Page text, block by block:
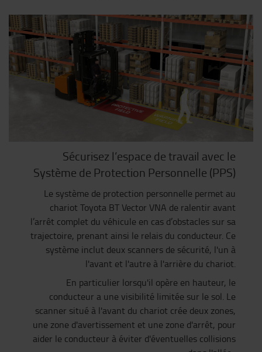
Sécurisez l’espace de travail avec le
Système de Protection Personnelle (PPS)
Le système de protection personnelle permet au
chariot Toyota BT Vector VNA de ralentir avant
l’arrêt complet du véhicule en cas d’obstacles sur sa
trajectoire, prenant ainsi le relais du conducteur. Ce
système inclut deux scanners de sécurité, l'un à
l'avant et l'autre à l'arrière du chariot.
En particulier lorsqu'il opère en hauteur, le
conducteur a une visibilité limitée sur le sol. Le
scanner situé à l'avant du chariot crée deux zones,
une zone d'avertissement et une zone d'arrêt, pour
aider le conducteur à éviter d'éventuelles collisions